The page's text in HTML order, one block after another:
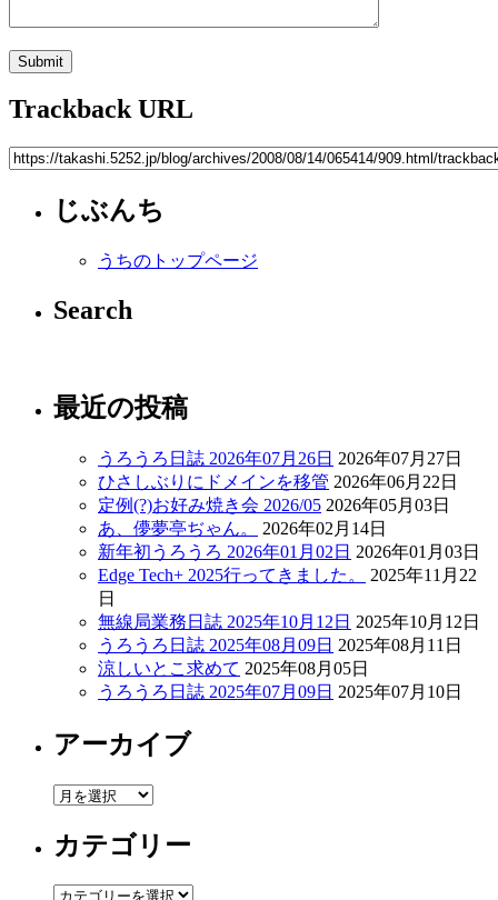
Trackback URL
じぶんち
うちのトップページ
Search
最近の投稿
うろうろ日誌 2026年07月26日 2026年07月27日
ひさしぶりにドメインを移管 2026年06月22日
定例(?)お好み焼き会 2026/05 2026年05月03日
あ、儚夢亭ぢゃん。
2026年02月14日
新年初うろうろ 2026年01月02日 2026年01月03日
Edge Tech+ 2025行ってきました。
2025年11月22
日
無線局業務日誌 2025年10月12日 2025年10月12日
うろうろ日誌 2025年08月09日 2025年08月11日
涼しいとこ求めて 2025年08月05日
うろうろ日誌 2025年07月09日 2025年07月10日
アーカイブ
ア
カ
イ
ブ
カテゴリー
カ